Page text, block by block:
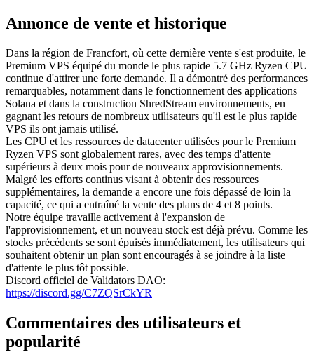
Annonce de vente et historique
Dans la région de Francfort, où cette dernière vente s'est produite, le
Premium VPS équipé du monde le plus rapide 5.7 GHz Ryzen CPU
continue d'attirer une forte demande. Il a démontré des performances
remarquables, notamment dans le fonctionnement des applications
Solana et dans la construction ShredStream environnements, en
gagnant les retours de nombreux utilisateurs qu'il est le plus rapide
VPS ils ont jamais utilisé.
Les CPU et les ressources de datacenter utilisées pour le Premium
Ryzen VPS sont globalement rares, avec des temps d'attente
supérieurs à deux mois pour de nouveaux approvisionnements.
Malgré les efforts continus visant à obtenir des ressources
supplémentaires, la demande a encore une fois dépassé de loin la
capacité, ce qui a entraîné la vente des plans de 4 et 8 points.
Notre équipe travaille activement à l'expansion de
l'approvisionnement, et un nouveau stock est déjà prévu. Comme les
stocks précédents se sont épuisés immédiatement, les utilisateurs qui
souhaitent obtenir un plan sont encouragés à se joindre à la liste
d'attente le plus tôt possible.
Discord officiel de Validators DAO:
https://discord.gg/C7ZQSrCkYR
Commentaires des utilisateurs et
popularité